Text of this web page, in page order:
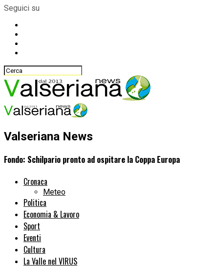
Seguici su
Valseriana News
Fondo: Schilpario pronto ad ospitare la Coppa Europa
Cronaca
Meteo
Politica
Economia & Lavoro
Sport
Eventi
Cultura
La Valle nel VIRUS